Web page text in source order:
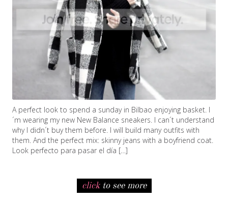
A perfect look to spend a sunday in Bilbao enjoying basket. I
´m wearing my new New Balance sneakers. I can´t understand
why I didn´t buy them before. I will build many outfits with
them. And the perfect mix: skinny jeans with a boyfriend coat.
Look perfecto para pasar el día […]
clickto see more